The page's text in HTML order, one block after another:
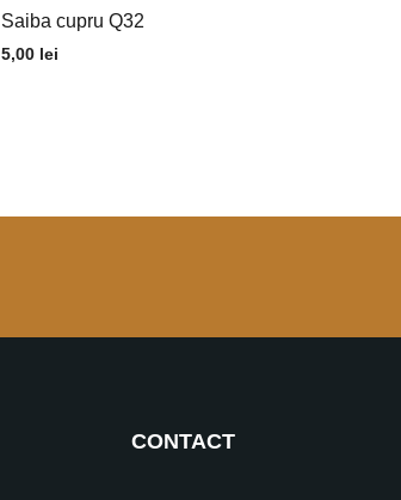
Saiba cupru Q32
5,00 lei
CONTACT